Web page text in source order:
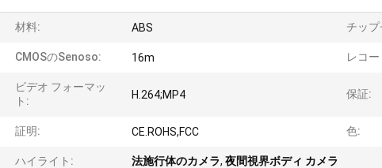
材料: ABS チッ
CMOSのsenoso: 16m レコ
ビデオ フォーマッ
ト:
H.264;MP4 保証:
証明: CE.ROHS,FCC 色:
ハイライト: 法施行体のカメラ, 夜間視界ボディ カメラ